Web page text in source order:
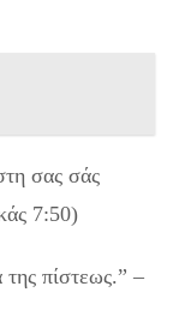
σας σάς
7:50)
της πίστεως.” –